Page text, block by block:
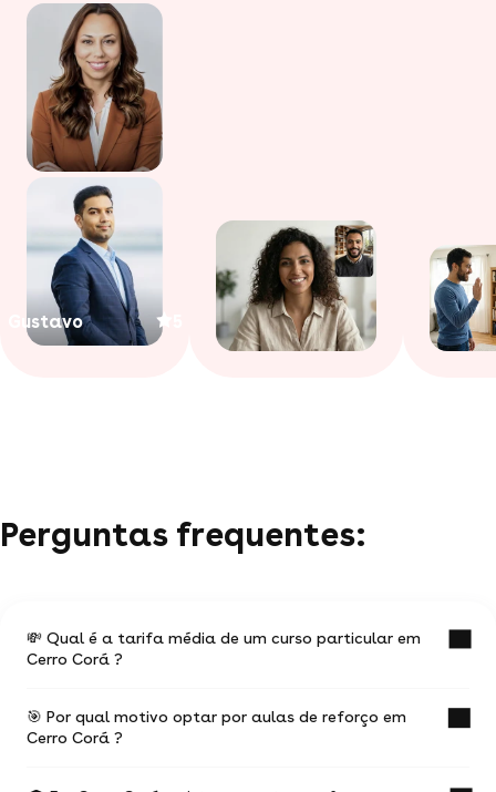
Gustavo
Perguntas frequentes:
💸 Qual é a tarifa média de um curso particular em
Cerro Corá ?
O valor médio de uma aula particular em Cerro
Corá é de R$ 48.
🎯 Por qual motivo optar por aulas de reforço em
Cerro Corá ?